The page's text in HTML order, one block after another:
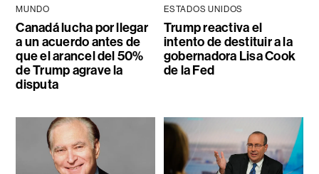
MUNDO
Canadá lucha por llegar
a un acuerdo antes de
que el arancel del 50%
de Trump agrave la
disputa
ESTADOS UNIDOS
Trump reactiva el
intento de destituir a la
gobernadora Lisa Cook
de la Fed